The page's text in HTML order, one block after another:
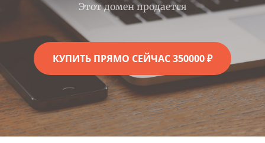
Этот домен продается
КУПИТЬ ПРЯМО СЕЙЧАС 350000 ₽